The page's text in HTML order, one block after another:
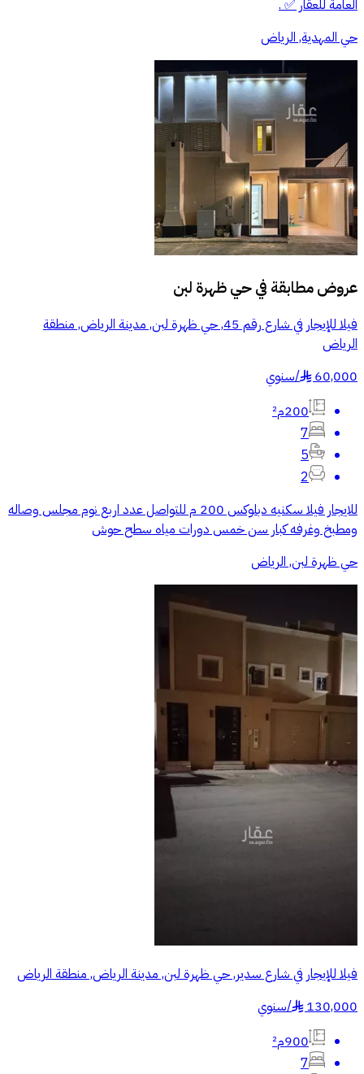
العامة للعقار ✅ .
حي المهدية, الرياض
عروض مطابقة فيحي ظهرة لبن
فيلا للإيجار في شارع رقم 45, حي ظهرة لبن, مدينة الرياض, منطقة
الرياض
60,000
§
/سنوي
200م²
7
5
2
للايجار فيلا سكنيه دبلوكس 200 م للتواصل عدد اربع نوم مجلس وصاله
ومطبخ وغرفه كبار سن خمس دورات مياه سطح حوش
حي ظهرة لبن, الرياض
فيلا للإيجار في شارع سدير, حي ظهرة لبن, مدينة الرياض, منطقة الرياض
130,000
§
/سنوي
900م²
7